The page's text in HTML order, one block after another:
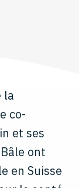
la
co-
et ses
ont
en Suisse